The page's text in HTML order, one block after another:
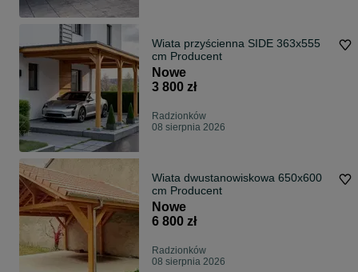
Wiata przyścienna SIDE 363x555
cm Producent
Nowe
3 800 zł
Radzionków
08 sierpnia 2026
Wiata dwustanowiskowa 650x600
cm Producent
Nowe
6 800 zł
Radzionków
08 sierpnia 2026